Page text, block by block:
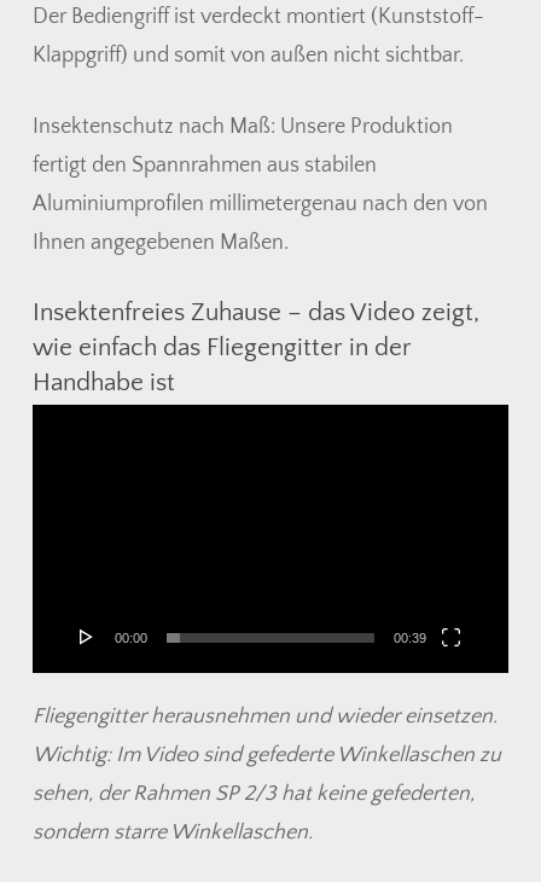
im Warenkorb.
Der Bediengriff ist verdeckt montiert (Kunststoff-
Klappgriff) und somit von außen nicht sichtbar.
Insektenschutz nach Maß: Unsere Produktion
fertigt den Spannrahmen aus stabilen
Aluminiumprofilen millimetergenau nach den von
Ihnen angegebenen Maßen.
Insektenfreies Zuhause – das Video zeigt,
wie einfach das Fliegengitter in der
Handhabe ist
00:00 00:39
Fliegengitter herausnehmen und wieder einsetzen.
Wichtig: Im Video sind gefederte Winkellaschen zu
sehen, der Rahmen SP 2/3 hat keine gefederten,
sondern starre Winkellaschen.